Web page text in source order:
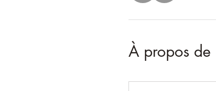
À propos de